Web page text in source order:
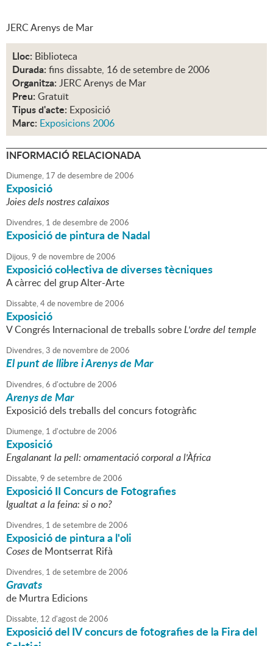
JERC Arenys de Mar
Lloc: Biblioteca
Durada: fins dissabte, 16 de setembre de 2006
Organitza: JERC Arenys de Mar
Preu: Gratuït
Tipus d'acte: Exposició
Marc: Exposicions 2006
INFORMACIÓ RELACIONADA
Diumenge, 17 dedesembrede2006
Exposició
Joies dels nostres calaixos
Divendres, 1 dedesembrede2006
Exposició de pintura de Nadal
Dijous,9 de novembrede2006
Exposició col·lectiva de diverses tècniques
A càrrec del grup Alter-Arte
Dissabte,4de novembrede2006
Exposició
V Congrés Internacional de treballs sobreL'ordre del temple
Divendres,3 de novembrede2006
El punt de llibre i Arenys de Mar
Divendres,6 d'octubrede2006
Arenys de Mar
Exposició dels treballs del concurs fotogràfic
Diumenge, 1 d'octubrede2006
Exposició
Engalanant la pell: ornamentació corporal a l'Àfrica
Dissabte,9 desetembrede2006
Exposició II Concurs de Fotografies
Igualtat a la feina: si o no?
Divendres, 1 desetembrede2006
Exposició de pintura a l'oli
Cosesde Montserrat Rifà
Divendres, 1 desetembrede2006
Gravats
de Murtra Edicions
Dissabte, 12 d'agostde2006
Exposició del IV concurs de fotografies de la Fira del